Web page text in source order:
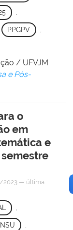
,
PPGPV
/ UFVJM
e Pós-
o
em
e
— última
,